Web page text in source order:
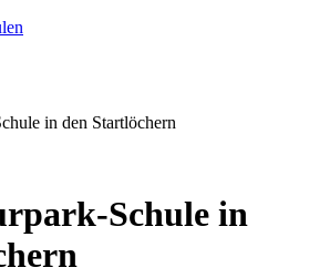
in den Startlöchern
Schule in